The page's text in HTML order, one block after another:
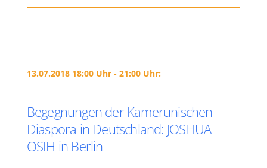
13.07.2018 18:00 Uhr - 21:00 Uhr:
Begegnungen der Kamerunischen
Diaspora in Deutschland: JOSHUA
OSIH in Berlin